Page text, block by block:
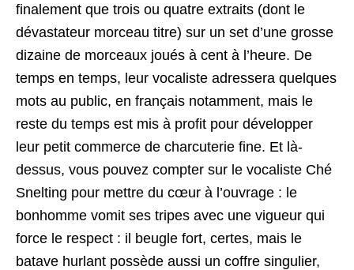
finalement que trois ou quatre extraits (dont le
dévastateur morceau titre) sur un set d’une grosse
dizaine de morceaux joués à cent à l’heure. De
temps en temps, leur vocaliste adressera quelques
mots au public, en français notamment, mais le
reste du temps est mis à profit pour développer
leur petit commerce de charcuterie fine. Et là-
dessus, vous pouvez compter sur le vocaliste Ché
Snelting pour mettre du cœur à l’ouvrage : le
bonhomme vomit ses tripes avec une vigueur qui
force le respect : il beugle fort, certes, mais le
batave hurlant possède aussi un coffre singulier,